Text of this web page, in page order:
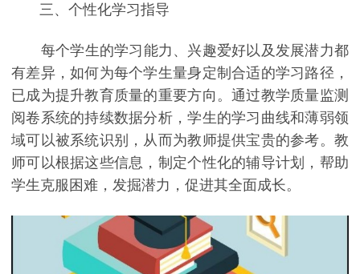
三、个性化学习指导
每个学生的学习能力、兴趣爱好以及发展潜力都
有差异，如何为每个学生量身定制合适的学习路径，
已成为提升教育质量的重要方向。通过教学质量监测
阅卷系统的持续数据分析，学生的学习曲线和薄弱领
域可以被系统识别，从而为教师提供宝贵的参考。教
师可以根据这些信息，制定个性化的辅导计划，帮助
学生克服困难，发掘潜力，促进其全面成长。